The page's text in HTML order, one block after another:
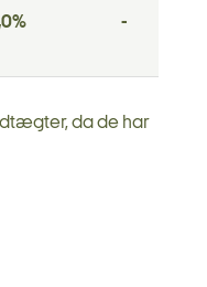
-
da de har